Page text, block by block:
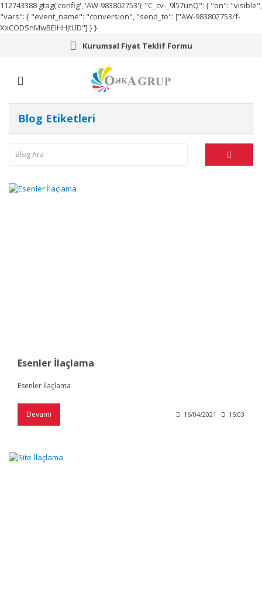
112743388 gtag('config', 'AW-983802753'); "C_cv-_9l57unQ": { "on": "visible",
"vars": { "event_name": "conversion", "send_to": ["AW-983802753/f-
XxCODSnMwBEIHHjtUD"] } }
Kurumsal Fiyat Teklif Formu
Blog Etiketleri
Esenler İlaçlama
Esenler İlaçlama
Devamı 16/04/2021 15:03